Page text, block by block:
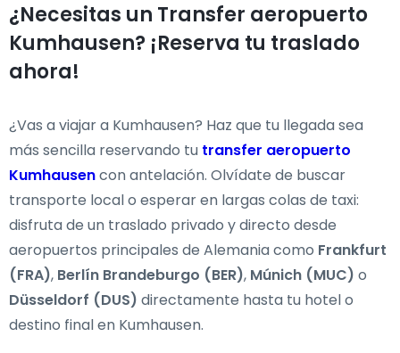
¿Necesitas un Transfer aeropuerto
Kumhausen? ¡Reserva tu traslado
ahora!
¿Vas a viajar a Kumhausen? Haz que tu llegada sea
más sencilla reservando tu transfer aeropuerto
Kumhausencon antelación. Olvídate de buscar
transporte local o esperar en largas colas de taxi:
disfruta de un traslado privado y directo desde
aeropuertos principales de Alemania como Frankfurt
(FRA), Berlín Brandeburgo (BER), Múnich (MUC) o
Düsseldorf (DUS) directamente hasta tu hotel o
destino final en Kumhausen.